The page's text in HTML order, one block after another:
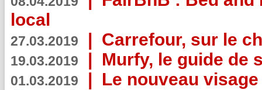
local
27.03.2019 | Carrefour, sur le
19.03.2019 | Murfy, le guide de
01.03.2019 | Le nouveau